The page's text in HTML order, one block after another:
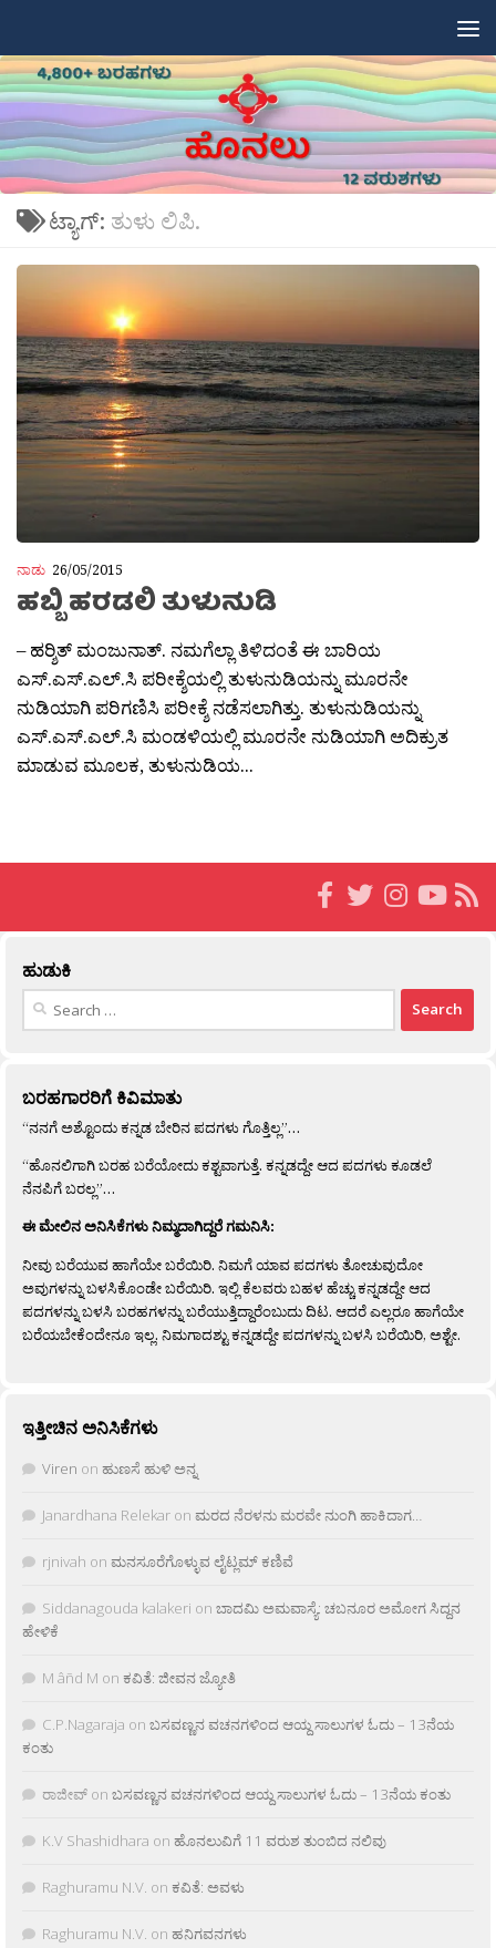
ಟ್ಯಾಗ್: ತುಳು ಲಿಪಿ.
ನಾಡು 26/05/2015
ಹಬ್ಬಿ ಹರಡಲಿ ತುಳುನುಡಿ
– ಹರ‍್ಶಿತ್ ಮಂಜುನಾತ್. ನಮಗೆಲ್ಲಾ ತಿಳಿದಂತೆ ಈ ಬಾರಿಯ
ಎಸ್.ಎಸ್.ಎಲ್.ಸಿ ಪರೀಕ್ಶೆಯಲ್ಲಿ ತುಳುನುಡಿಯನ್ನು ಮೂರನೇ
ನುಡಿಯಾಗಿ ಪರಿಗಣಿಸಿ ಪರೀಕ್ಶೆ ನಡೆಸಲಾಗಿತ್ತು. ತುಳುನುಡಿಯನ್ನು
ಎಸ್.ಎಸ್.ಎಲ್.ಸಿ ಮಂಡಳಿಯಲ್ಲಿ ಮೂರನೇ ನುಡಿಯಾಗಿ ಅದಿಕ್ರುತ
ಮಾಡುವ ಮೂಲಕ, ತುಳುನುಡಿಯ...
ಹುಡುಕಿ
Search
ಬರಹಗಾರರಿಗೆ ಕಿವಿಮಾತು
“ನನಗೆ ಅಶ್ಟೊಂದು ಕನ್ನಡ ಬೇರಿನ ಪದಗಳು ಗೊತ್ತಿಲ್ಲ”…
“ಹೊನಲಿಗಾಗಿ ಬರಹ ಬರೆಯೋದು ಕಶ್ಟವಾಗುತ್ತೆ. ಕನ್ನಡದ್ದೇ ಆದ ಪದಗಳು ಕೂಡಲೆ
ನೆನಪಿಗೆ ಬರಲ್ಲ”…
ಈ ಮೇಲಿನ ಅನಿಸಿಕೆಗಳು ನಿಮ್ಮದಾಗಿದ್ದರೆ ಗಮನಿಸಿ:
ನೀವು ಬರೆಯುವ ಹಾಗೆಯೇ ಬರೆಯಿರಿ. ನಿಮಗೆ ಯಾವ ಪದಗಳು ತೋಚುವುದೋ
ಅವುಗಳನ್ನು ಬಳಸಿಕೊಂಡೇ ಬರೆಯಿರಿ. ಇಲ್ಲಿ ಕೆಲವರು ಬಹಳ ಹೆಚ್ಚು ಕನ್ನಡದ್ದೇ ಆದ
ಪದಗಳನ್ನು ಬಳಸಿ ಬರಹಗಳನ್ನು ಬರೆಯುತ್ತಿದ್ದಾರೆಂಬುದು ದಿಟ. ಆದರೆ ಎಲ್ಲರೂ ಹಾಗೆಯೇ
ಬರೆಯಬೇಕೆಂದೇನೂ ಇಲ್ಲ. ನಿಮಗಾದಶ್ಟು ಕನ್ನಡದ್ದೇ ಪದಗಳನ್ನು ಬಳಸಿ ಬರೆಯಿರಿ, ಅಶ್ಟೇ.
ಇತ್ತೀಚಿನ ಅನಿಸಿಕೆಗಳು
Viren on ಹುಣಸೆ ಹುಳಿ ಅನ್ನ
Janardhana Relekar on ಮರದ ನೆರಳನು ಮರವೇ ನುಂಗಿ ಹಾಕಿದಾಗ…
rjnivah on ಮನಸೂರೆಗೊಳ್ಳುವ ಲೈಟ್ಲಮ್ ಕಣಿವೆ
Siddanagouda kalakeri on ಬಾದಮಿ ಅಮವಾಸ್ಯೆ: ಚಬನೂರ ಅಮೋಗ ಸಿದ್ದನ
ಹೇಳಿಕೆ
M âñd M on ಕವಿತೆ: ಜೀವನ ಜ್ಯೋತಿ
C.P.Nagaraja on ಬಸವಣ್ಣನ ವಚನಗಳಿಂದ ಆಯ್ದ ಸಾಲುಗಳ ಓದು – 13ನೆಯ
ಕಂತು
ರಾಜೀವ್ on ಬಸವಣ್ಣನ ವಚನಗಳಿಂದ ಆಯ್ದ ಸಾಲುಗಳ ಓದು – 13ನೆಯ ಕಂತು
K.V Shashidhara on ಹೊನಲುವಿಗೆ 11 ವರುಶ ತುಂಬಿದ ನಲಿವು
Raghuramu N.V. on ಕವಿತೆ: ಅವಳು
Raghuramu N.V. on ಹನಿಗವನಗಳು